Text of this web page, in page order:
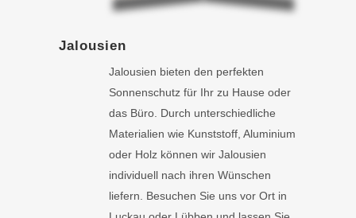
Jalousien
Jalousien bieten den perfekten
Sonnenschutz für Ihr zu Hause oder
das Büro. Durch unterschiedliche
Materialien wie Kunststoff, Aluminium
oder Holz können wir Jalousien
individuell nach ihren Wünschen
liefern. Besuchen Sie uns vor Ort in